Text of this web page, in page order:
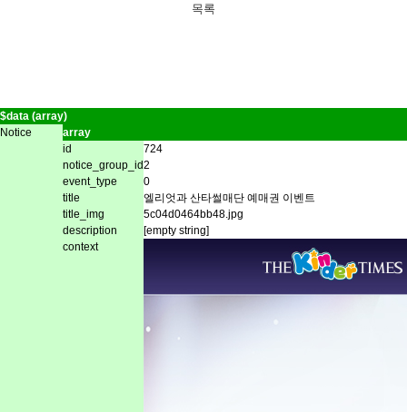
목록
$data (array)
Notice
array
id
724
notice_group_id2
event_type
0
title
엘리엇과 산타썰매단 예매권 이벤트
title_img
5c04d0464bb48.jpg
description
[empty string]
context